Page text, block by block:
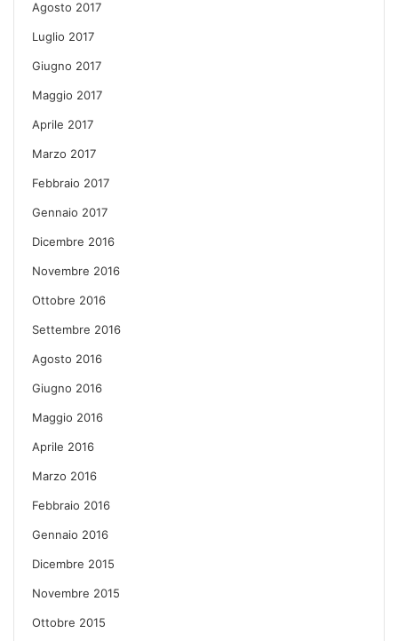
Agosto 2017
Luglio 2017
Giugno 2017
Maggio 2017
Aprile 2017
Marzo 2017
Febbraio 2017
Gennaio 2017
Dicembre 2016
Novembre 2016
Ottobre 2016
Settembre 2016
Agosto 2016
Giugno 2016
Maggio 2016
Aprile 2016
Marzo 2016
Febbraio 2016
Gennaio 2016
Dicembre 2015
Novembre 2015
Ottobre 2015